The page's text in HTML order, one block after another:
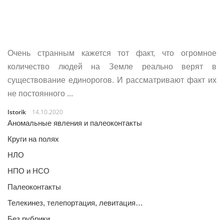
Очень странным кажется тот факт, что огромное
количество людей на Земле реально верят в
существование единорогов. И рассматривают факт их
не постоянного ...
Istorik
14.10.2020
Аномальные явления и палеоконтакты
Круги на полях
НЛО
НПО и НСО
Палеоконтакты
Телекинез, телепортация, левитация…